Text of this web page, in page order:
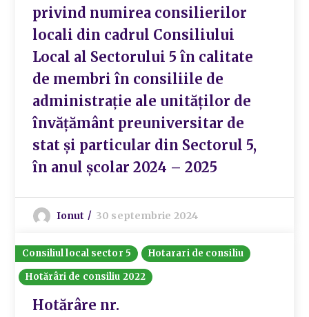
privind numirea consilierilor
locali din cadrul Consiliului
Local al Sectorului 5 în calitate
de membri în consiliile de
administrație ale unităților de
învățământ preuniversitar de
stat și particular din Sectorul 5,
în anul școlar 2024 – 2025
Ionut 30 septembrie 2024
Consiliul local sector 5
Hotarari de consiliu
Hotărâri de consiliu 2022
Hotărâre nr.